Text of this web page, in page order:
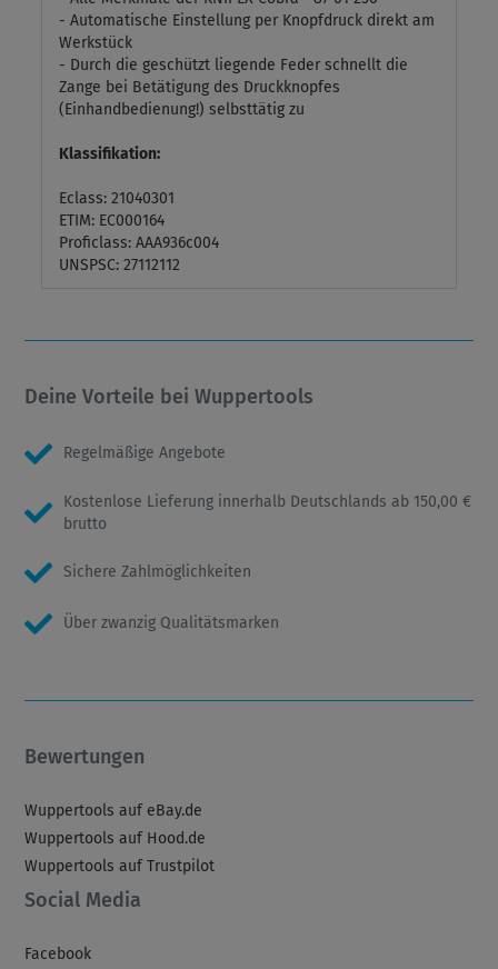
- Automatische Einstellung per Knopfdruck direkt am
Werkstück
- Durch die geschützt liegende Feder schnellt die
Zange bei Betätigung des Druckknopfes
(Einhandbedienung!) selbsttätig zu
Klassifikation:
Eclass: 21040301
ETIM: EC000164
Proficlass: AAA936c004
UNSPSC: 27112112
Deine Vorteile bei Wuppertools
Regelmäßige Angebote
Kostenlose Lieferung innerhalb Deutschlands ab 150,00 €
brutto
Sichere Zahlmöglichkeiten
Über zwanzig Qualitätsmarken
Bewertungen
Wuppertools auf eBay.de
Wuppertools auf Hood.de
Wuppertools auf Trustpilot
Social Media
Facebook